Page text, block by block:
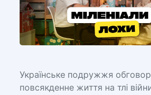
Українське подружжя
повсякденне життя на тлі